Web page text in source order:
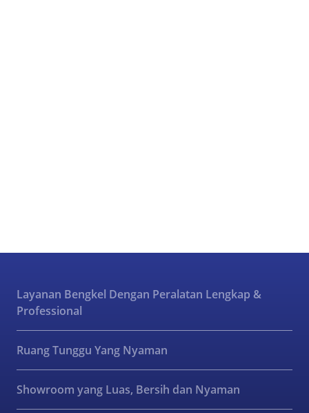
Layanan Bengkel Dengan Peralatan Lengkap &
Professional
Ruang Tunggu Yang Nyaman
Showroom yang Luas, Bersih dan Nyaman